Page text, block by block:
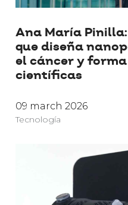
Ana María
que diseña
el cáncer y
científicas
09 march 2026
Tecnología